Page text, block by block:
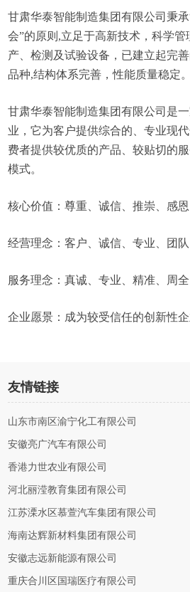
甘肃华泰智能制造集团有限公司秉
会”的原则,立足于高新技术，科学
产、检测及试验设备，已建立起完
品种,结构体系完善，性能质量稳定。
甘肃华泰智能制造集团有限公司是
业，它为客户提供综合的、专业现
费者提供较优质的产品、较贴切的
模式。
核心价值：尊重、诚信、推崇、感
经营理念：客户、诚信、专业、团
服务理念：真诚、专业、精准、周
企业愿景：成为较受信任的创新性
友情链接
山东市南区渝宁化工有限公司
安徽亮广汽车有限公司
香港力世农业有限公司
河北丽滢教育集团有限公司
江苏溧水区慕萱汽车集团有限公司
海南达辉新材料集团有限公司
安徽志远新能源有限公司
重庆合川区国瑞医疗有限公司